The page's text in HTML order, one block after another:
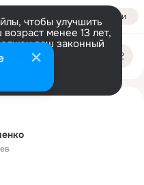
Войти
чтобы улучшить
менее 13 лет,
ваш законный